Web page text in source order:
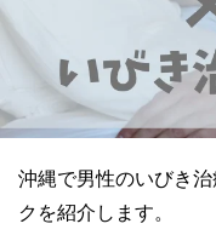
沖縄で男性のいびき
クを紹介します。